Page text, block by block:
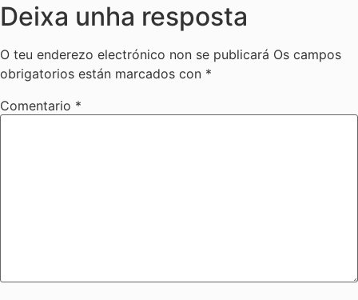
Deixa unha resposta
O teu enderezo electrónico non se publicará Os campos
obrigatorios están marcados con *
Comentario *